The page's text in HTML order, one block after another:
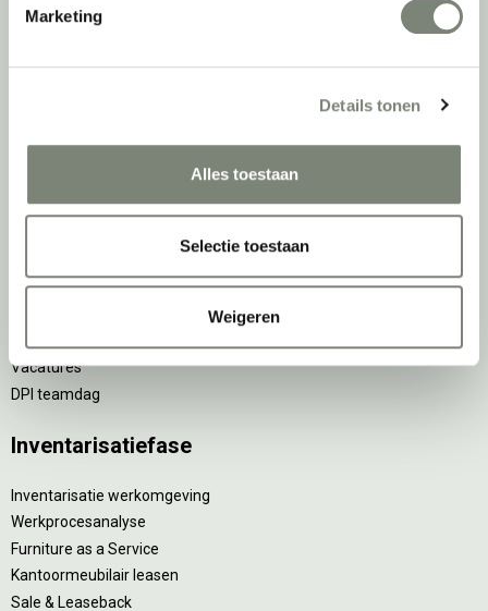
Marketing
Details tonen
Alles toestaan
Selectie toestaan
Weigeren
Kantoorkasten
Accessoires
Vacatures
DPI teamdag
Inventarisatiefase
Inventarisatie werkomgeving
Werkprocesanalyse
Furniture as a Service
Kantoormeubilair leasen
Sale & Leaseback